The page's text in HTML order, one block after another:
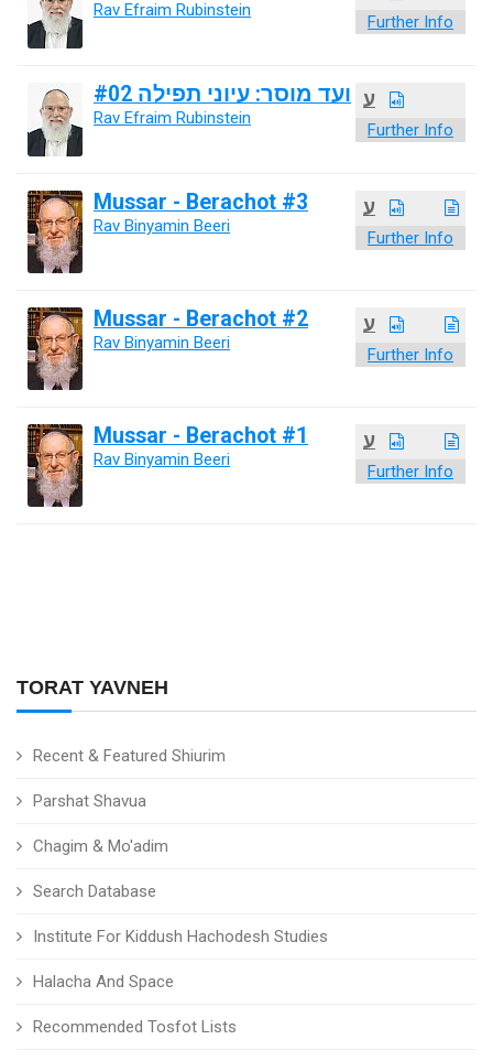
TORAT YAVNEH
Recent & Featured Shiurim
Parshat Shavua
Chagim & Mo'adim
Search Database
Institute For Kiddush Hachodesh Studies
Halacha And Space
Recommended Tosfot Lists
Further Info
Rav Efraim Rubinstein
ע
Further Info
ועד מוסר: עיוני תפילה #02
Rav Efraim Rubinstein
ע
Further Info
Mussar - Berachot #3
Rav Binyamin Beeri
ע
Further Info
Mussar - Berachot #2
Rav Binyamin Beeri
ע
Further Info
Mussar - Berachot #1
Rav Binyamin Beeri